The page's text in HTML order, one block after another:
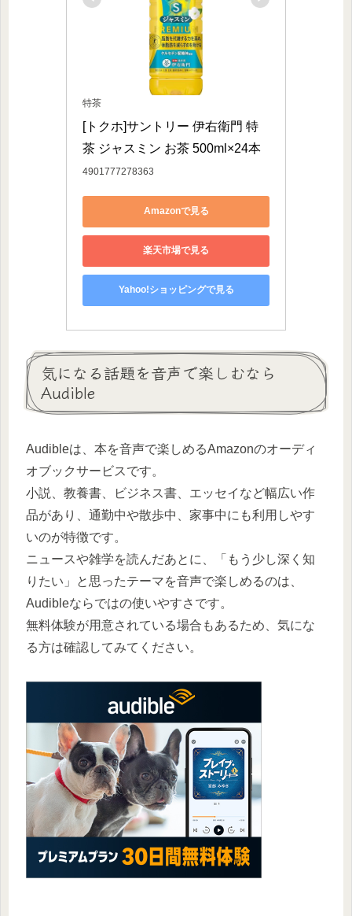
特茶
[トクホ]サントリー 伊右衛門 特
茶 ジャスミン お茶 500ml×24本
4901777278363
Amazonで見る
楽天市場で見る
Yahoo!ショッピングで見る
気になる話題を音声で楽しむなら
Audible
Audibleは、本を音声で楽しめるAmazonのオーディ
オブックサービスです。
小説、教養書、ビジネス書、エッセイなど幅広い作
品があり、通勤中や散歩中、家事中にも利用しやす
いのが特徴です。
ニュースや雑学を読んだあとに、「もう少し深く知
りたい」と思ったテーマを音声で楽しめるのは、
Audibleならではの使いやすさです。
無料体験が用意されている場合もあるため、気にな
る方は確認してみてください。